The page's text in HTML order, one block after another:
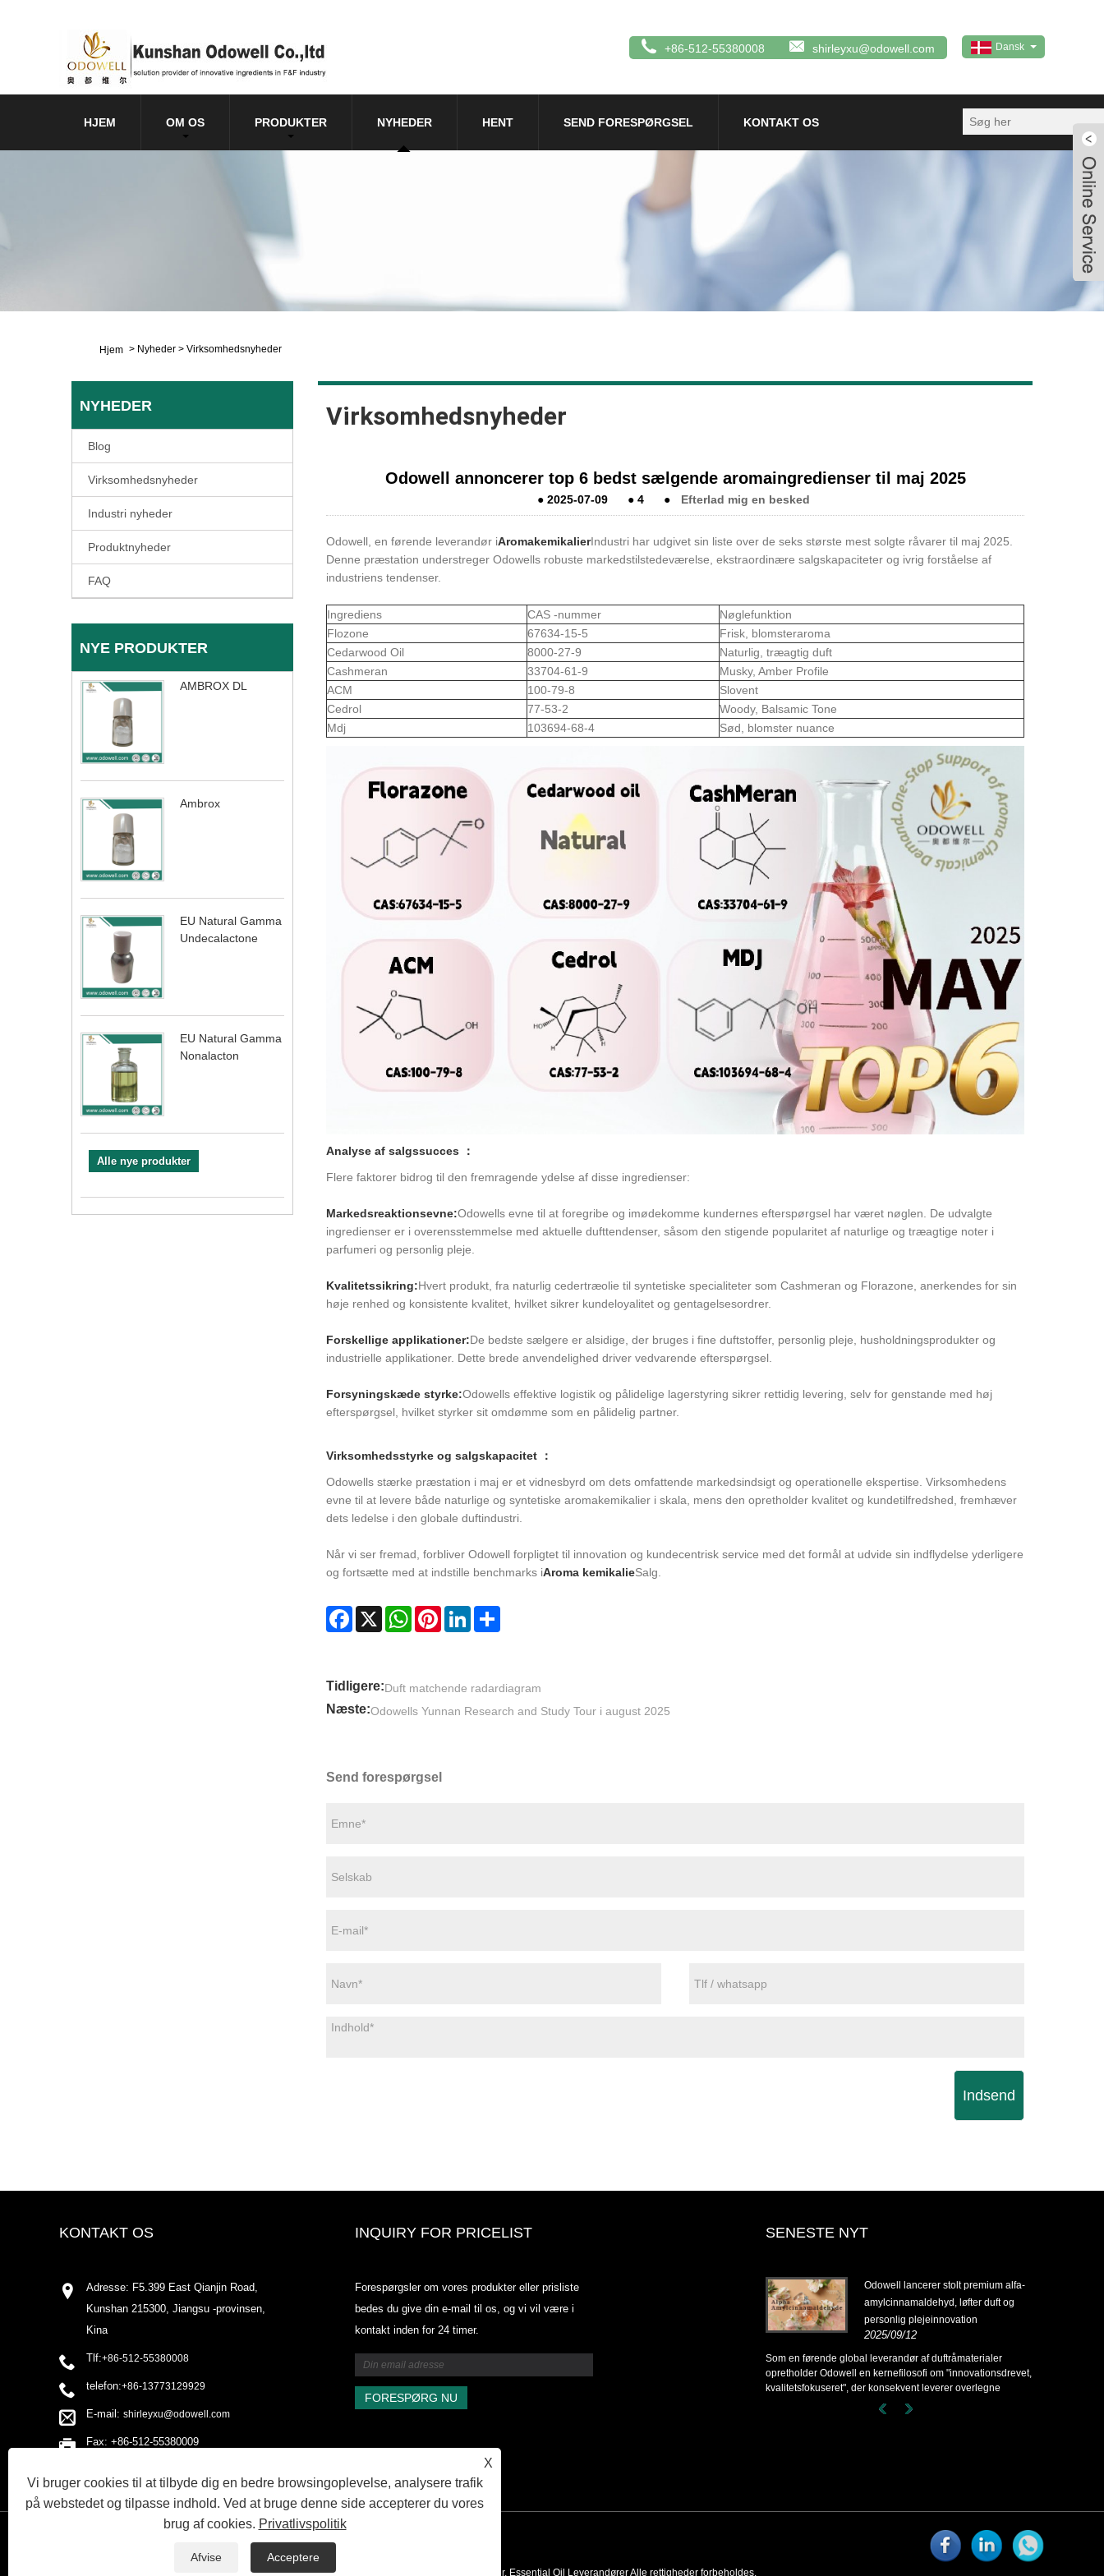
Dansk
+86-512-55380008 shirleyxu@odowell.com
HJEM OM OS PRODUKTER NYHEDER HENT SEND FORESPØRGSEL KONTAKT OS
Hjem > Nyheder > Virksomhedsnyheder
NYHEDER
Blog
Virksomhedsnyheder
Industri nyheder
Produktnyheder
FAQ
NYE PRODUKTER
AMBROX DL
Ambrox
EU Natural Gamma
Undecalactone
EU Natural Gamma
Nonalacton
Alle nye produkter
Virksomhedsnyheder
Odowell annoncerer top 6 bedst sælgende aromaingredienser til maj 2025
●2025-07-09 ●4 ● Efterlad mig en besked
Odowell, en førende leverandør iAromakemikalierIndustri har udgivet sin liste over de seks største mest solgte råvarer til maj 2025.
Denne præstation understreger Odowells robuste markedstilstedeværelse, ekstraordinære salgskapaciteter og ivrig forståelse af
industriens tendenser.
Ingrediens CAS -nummer
Nøglefunktion
Flozone
67634-15-5
Frisk, blomsteraroma
Cedarwood Oil
8000-27-9
Naturlig, træagtig duft
Cashmeran
33704-61-9
Musky, Amber Profile
ACM
100-79-8
Slovent
Cedrol
77-53-2
Woody, Balsamic Tone
Mdj
103694-68-4 Sød, blomster nuance
Analyse af salgssucces ：
Flere faktorer bidrog til den fremragende ydelse af disse ingredienser:
Markedsreaktionsevne:Odowells evne til at foregribe og imødekomme kundernes efterspørgsel har været nøglen. De udvalgte
ingredienser er i overensstemmelse med aktuelle dufttendenser, såsom den stigende popularitet af naturlige og træagtige noter i
parfumeri og personlig pleje.
Kvalitetssikring:Hvert produkt, fra naturlig cedertræolie til syntetiske specialiteter som Cashmeran og Florazone, anerkendes for sin
høje renhed og konsistente kvalitet, hvilket sikrer kundeloyalitet og gentagelsesordrer.
Forskellige applikationer:De bedste sælgere er alsidige, der bruges i fine duftstoffer, personlig pleje, husholdningsprodukter og
industrielle applikationer. Dette brede anvendelighed driver vedvarende efterspørgsel.
Forsyningskæde styrke:Odowells effektive logistik og pålidelige lagerstyring sikrer rettidig levering, selv for genstande med høj
efterspørgsel, hvilket styrker sit omdømme som en pålidelig partner.
Virksomhedsstyrke og salgskapacitet ：
Odowells stærke præstation i maj er et vidnesbyrd om dets omfattende markedsindsigt og operationelle ekspertise. Virksomhedens
evne til at levere både naturlige og syntetiske aromakemikalier i skala, mens den opretholder kvalitet og kundetilfredshed, fremhæver
dets ledelse i den globale duftindustri.
Når vi ser fremad, forbliver Odowell forpligtet til innovation og kundecentrisk service med det formål at udvide sin indflydelse yderligere
og fortsætte med at indstille benchmarks iAroma kemikalieSalg.
Facebook
X WhatsAppPinterestLinkedIn
Tidligere:Duft matchende radardiagram
Næste:Odowells Yunnan Research and Study Tour i august 2025
Send forespørgsel
Indsend
KONTAKT OS
Adresse: F5.399 East Qianjin Road,
Kunshan 215300, Jiangsu -provinsen,
Kina
Tlf:+86-512-55380008
telefon:+86-13773129929
E-mail: shirleyxu@odowell.com
Fax: +86-512-55380009
INQUIRY FOR PRICELIST
Forespørgsler om vores produkter eller prisliste
bedes du give din e-mail til os, og vi vil være i
kontakt inden for 24 timer.
SENESTE NYT
2025.07.25
Odowell lancerer stolt premium alfa-
amylcinnamaldehyd, løfter duft og
personlig plejeinnovation
2025/09/12
Som en førende global leverandør af duftråmaterialer
opretholder Odowell en kernefilosofi om "innovationsdrevet,
kvalitetsfokuseret", der konsekvent leverer overlegne
duftløsninger til kunder over hele verden.
PRIVACY POLICY
Copyright © 2020 Kunshan Odowell co., Ltd - China Aroma Chemical, Aroma Ingredient Producenter, Essential Oil Leverandører Alle rettigheder forbeholdes.
X
Vi bruger cookies til at tilbyde dig en bedre browsingoplevelse, analysere trafik
på webstedet og tilpasse indhold. Ved at bruge denne side accepterer du vores
brug af cookies. Privatlivspolitik
Afvise Acceptere